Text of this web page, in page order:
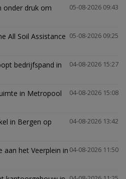
05-08-2026 09:43
onder druk om
05-08-2026 09:25
All Soil Assistance
04-08-2026 15:27
bedrijfspand in
04-08-2026 15:08
in Metropool
04-08-2026 13:42
in Bergen op
04-08-2026 11:50
aan het Veerplein in